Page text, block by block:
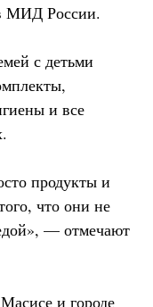
МИД России.
с детьми
и все
продукты и
что они не
— отмечают
и городе